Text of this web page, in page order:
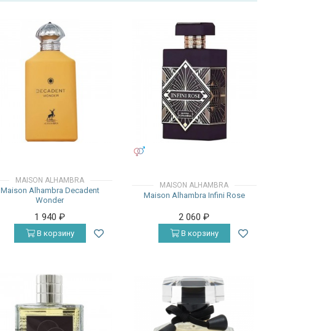
MAISON ALHAMBRA
Maison Alhambra Decadent
Wonder
1 940₽
В корзину
MAISON ALHAMBRA
Maison Alhambra Infini Rose
2 060₽
В корзину